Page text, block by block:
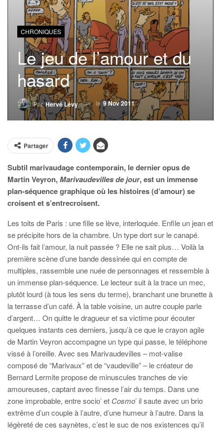
CHRONIQUES
Le jeu de l’amour et du
hasard
ParHervé Lévy le9 Nov 2011
Partager
Subtil marivaudage contemporain, le dernier opus de
Martin Veyron,Marivaudevilles de jour, est un immense
plan-séquence graphique où les histoires (d’amour) se
croisent et s’entrecroisent.
Les toits de Paris : une fille se lève, interloquée. Enfile un jean et
se précipite hors de la chambre. Un type dort sur le canapé.
Ont-ils fait l’amour, la nuit passée ? Elle ne sait plus… Voilà la
première scène d’une bande dessinée qui en compte de
multiples, rassemble une nuée de personnages et ressemble à
un immense plan-séquence. Le lecteur suit à la trace un mec,
plutôt lourd (à tous les sens du terme), branchant une brunette à
la terrasse d’un café. À la table voisine, un autre couple parle
d’argent… On quitte le dragueur et sa victime pour écouter
quelques instants ces derniers, jusqu’à ce que le crayon agile
de Martin Veyron accompagne un type qui passe, le téléphone
vissé à l’oreille. Avec ses Marivaudevilles – mot-valise
composé de “Marivaux” et de “vaudeville” – le créateur de
Bernard Lermite propose de minuscules tranches de vie
amoureuses, captant avec finesse l’air du temps. Dans une
zone improbable, entre socio’ et Cosmo’ il saute avec un brio
extrême d’un couple à l’autre, d’une humeur à l’autre. Dans la
légèreté de ces saynètes, c’est le suc de nos existences qu’il